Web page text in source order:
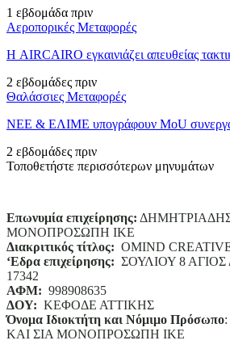
1 εβδομάδα πριν
Αεροπορικές Μεταφορές
Η AIRCAIRO εγκαινιάζει απευθείας
2 εβδομάδες πριν
Θαλάσσιες Μεταφορές
ΝΕΕ & ΕΛΙΜΕ υπογράφουν MoU
2 εβδομάδες πριν
Τοποθετήστε περισσότερων μηνυμάτων
Επωνυμία επιχείρησης:
ΜΟΝΟΠΡΟΣΩΠΗ ΙΚΕ
Διακριτικός τίτλος: ΟΜΙΝD
‘Eδρα επιχείρησης: ΣΟΥΛΙΟΥ 8
17342
ΑΦΜ: 998908635
ΔΟΥ: ΚΕΦΟΔΕ ΑΤΤΙΚΗΣ
Όνομα Ιδιοκτήτη και Νόμιμο Πρόσωπο
ΚΑΙ ΣΙΑ ΜΟΝΟΠΡΟΣΩΠΗ ΙΚΕ